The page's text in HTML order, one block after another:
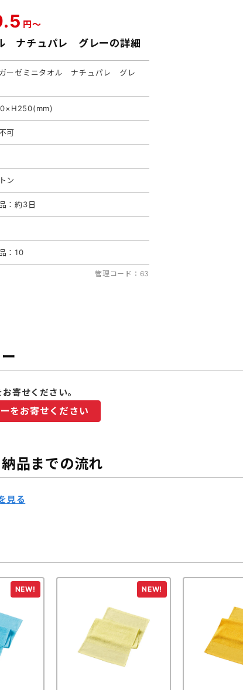
円～
ナチュパレ グレーの詳細
ーゼミニタオル ナチュパレ グレ
可
ン
：約3日
：10
管理コード：63
寄せください。
をお寄せください
品までの流れ
見る